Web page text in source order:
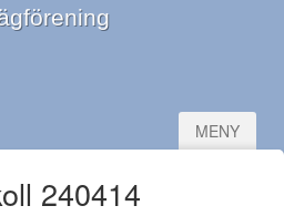
MENY
240414